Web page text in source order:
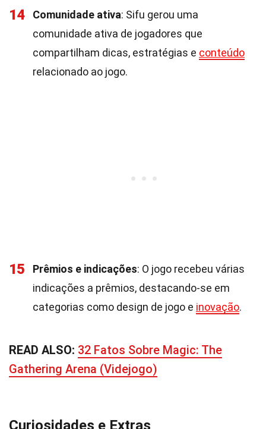
14 Comunidade ativa: Sifu gerou uma
comunidade ativa de jogadores que
compartilham dicas, estratégias e conteúdo
relacionado ao jogo.
15 Prêmios e indicações: O jogo recebeu várias
indicações a prêmios, destacando-se em
categorias como design de jogo e inovação.
READ ALSO: 32 Fatos Sobre Magic: The
Gathering Arena (Videjogo)
Curiosidades e Extras